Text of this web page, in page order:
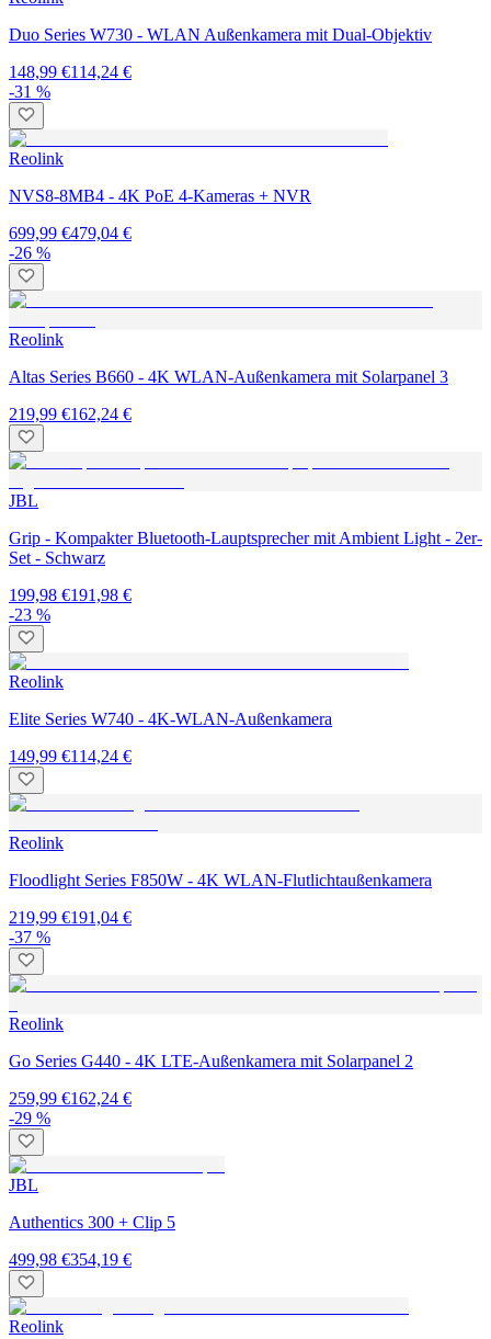
Duo Series W730 - WLAN Außenkamera mit Dual-Objektiv
148,99 €114,24 €
-31 %
Reolink
NVS8-8MB4 - 4K PoE 4-Kameras + NVR
699,99 €479,04 €
-26 %
Reolink
Altas Series B660 - 4K WLAN-Außenkamera mit Solarpanel 3
219,99 €162,24 €
JBL
Grip - Kompakter Bluetooth-Lauptsprecher mit Ambient Light - 2er-
Set - Schwarz
199,98 €191,98 €
-23 %
Reolink
Elite Series W740 - 4K-WLAN-Außenkamera
149,99 €114,24 €
Reolink
Floodlight Series F850W - 4K WLAN-Flutlichtaußenkamera
219,99 €191,04 €
-37 %
Reolink
Go Series G440 - 4K LTE-Außenkamera mit Solarpanel 2
259,99 €162,24 €
-29 %
JBL
Authentics 300 + Clip 5
499,98 €354,19 €
Reolink